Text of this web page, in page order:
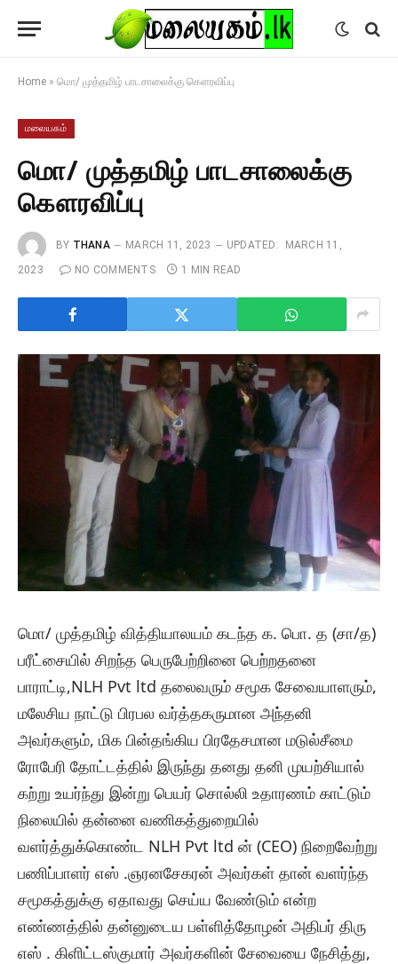
Home » மொ/ முத்தமிழ் பாடசாலைக்கு கௌரவிப்பு
மலையகம்
மொ/ முத்தமிழ் பாடசாலைக்கு
கௌரவிப்பு
BY THANA MARCH 11, 2023 UPDATED:
MARCH 11,
2023
NO COMMENTS 1 MIN READ
மொ/ முத்தமிழ் வித்தியாலயம் கடந்த க. பொ. த (சா/த)
பரீட்சையில் சிறந்த பெருபேற்றினை பெற்றதனை
பாராட்டி,NLH Pvt ltd தலைவரும் சமூக சேவையாளரும்,
மலேசிய நாட்டு பிரபல வர்த்தகருமான அந்தனி
அவர்களும், மிக பின்தங்கிய பிரதேசமான மடுல்சீமை
ரோபேரி தோட்டத்தில் இருந்து தனது தனி முயற்சியால்
கற்று உயர்ந்து இன்று பெயர் சொல்லி உதாரணம் காட்டும்
நிலையில் தன்னை வணிகத்துறையில்
வளர்த்துக்கொண்ட NLH Pvt ltd ன் (CEO) நிறைவேற்று
பணிப்பாளர் எஸ் .ஞரனசேகரன் அவர்கள் தான் வளர்ந்த
சமூகத்துக்கு ஏதாவது செய்ய வேண்டும் என்ற
எண்ணத்தில் தன்னுடைய பள்ளித்தோழன் அதிபர் திரு
எஸ் . கிளிட்டஸ்குமார் அவர்களின் சேவையை நேசித்து,